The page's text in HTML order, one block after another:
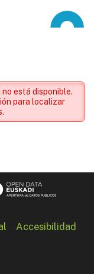
no está disponible.
para localizar
Accesibilidad